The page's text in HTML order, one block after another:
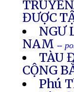
ĐƯỢC
NGƯ
NAM --
TÀU
CỘNG
Phú